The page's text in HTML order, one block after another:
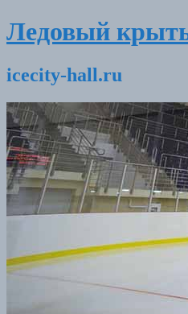
Ледовый
icecity-hall.ru